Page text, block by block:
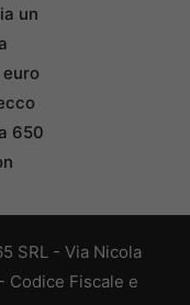
un
650
SRL - Via Nicola
Codice Fiscale e